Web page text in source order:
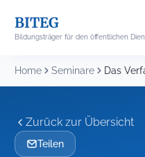
content
BITEG
Bildungsträger für den öffentlichen
Home Seminare
Zurück zur Übersicht
Teilen